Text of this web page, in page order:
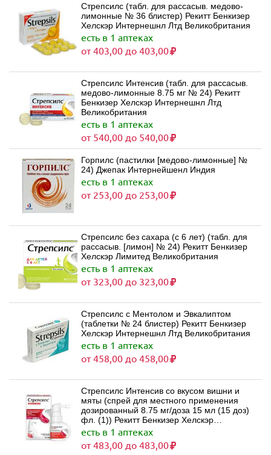
Стрепсилс (табл. для рассасыв. медово-
лимонные № 36 блистер) Рекитт Бенкизер
Хелскэр Интернешнл Лтд Великобритания
есть в 1 аптеках
от 403,00 до 403,00
Стрепсилс Интенсив (табл. для рассасыв.
медово-лимонные 8.75 мг № 24) Рекитт
Бенкизер Хелскэр Интернешнл Лтд
Великобритания
есть в 1 аптеках
от 540,00 до 540,00
Горпилс (пастилки [медово-лимонные] №
24) Джепак Интернейшенл Индия
есть в 1 аптеках
от 253,00 до 253,00
Стрепсилс без сахара (с 6 лет) (табл. для
рассасыв. [лимон] № 24) Рекитт Бенкизер
Хелскэр Лимитед Великобритания
есть в 1 аптеках
от 323,00 до 323,00
Стрепсилс c Ментолом и Эвкалиптом
(таблетки № 24 блистер) Рекитт Бенкизер
Хелскэр Интернешнл Лтд Великобритания
есть в 1 аптеках
от 458,00 до 458,00
Стрепсилс Интенсив со вкусом вишни и
мяты (спрей для местного применения
дозированный 8.75 мг/доза 15 мл (15 доз)
фл. (1)) Рекитт Бенкизер Хелскэр
Интернешнл Лтд Великобритания Рекитт
Таиланд
есть в 1 аптеках
от 483,00 до 483,00